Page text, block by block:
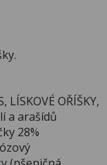
LÍSKOVÉ OŘÍŠKY,
a arašídů
28%